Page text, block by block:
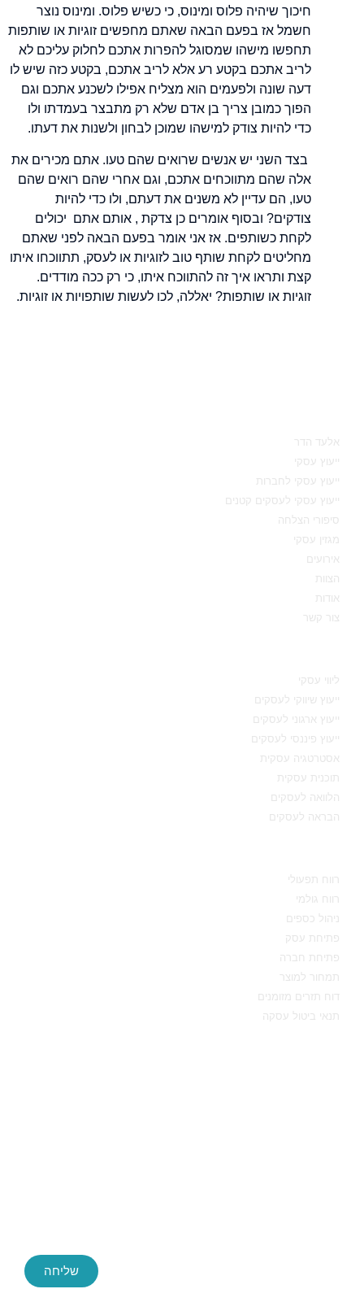
חיכוך שיהיה פלוס ומינוס, כי כשיש פלוס. ומינוס נוצר
חשמל אז בפעם הבאה שאתם מחפשים זוגיות או שותפות
תחפשו מישהו שמסוגל להפרות אתכם לחלוק עליכם לא
לריב אתכם בקטע רע אלא לריב אתכם, בקטע כזה שיש לו
דעה שונה ולפעמים הוא מצליח אפילו לשכנע אתכם וגם
הפוך כמובן צריך בן אדם שלא רק מתבצר בעמדתו ולו
כדי להיות צודק למישהו שמוכן לבחון ולשנות את דעתו.
בצד השני יש אנשים שרואים שהם טעו. אתם מכירים את
אלה שהם מתווכחים אתכם, וגם אחרי שהם רואים שהם
טעו, הם עדיין לא משנים את דעתם, ולו כדי להיות
צודקים? ובסוף אומרים כן צדקת , אותם אתם יכולים
לקחת כשותפים. אז אני אומר בפעם הבאה לפני שאתם
מחליטים לקחת שותף טוב לזוגיות או לעסק, תתווכחו איתו
קצת ותראו איך זה להתווכח איתו, כי רק ככה מודדים.
זוגיות או שותפות? יאללה, לכו לעשות שותפויות או זוגיות.
אלעד הדר
ייעוץ עסקי
ייעוץ עסקי לחברות
ייעוץ עסקי לעסקים קטנים
סיפורי הצלחה
מגזין עסקי
אירועים
הצוות
אודות
צור קשר
ליווי עסקי
ייעוץ שיווקי לעסקים
ייעוץ ארגוני לעסקים
ייעוץ פיננסי לעסקים
אסטרטגיה עסקית
תוכנית עסקית
הלוואה לעסקים
הבראה לעסקים
רווח תפעולי
רווח גולמי
ניהול כספים
פתיחת עסק
פתיחת חברה
תמחור למוצר
דוח תזרים מזומנים
תנאי ביטול עסקה
שליחה